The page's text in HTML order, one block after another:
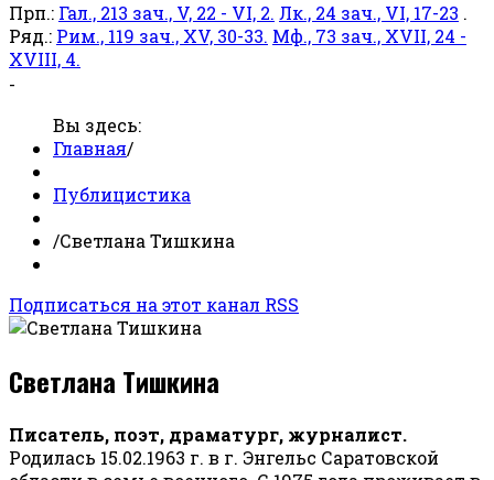
Прп.: Гал., 213 зач., V, 22 - VI, 2. Лк., 24 зач., VI, 17-23 .
Ряд.: Рим., 119 зач., XV, 30-33. Мф., 73 зач., XVII, 24 -
XVIII, 4.
-
Вы здесь:
Главная/
Публицистика
/Светлана Тишкина
Подписаться на этот канал RSS
Светлана Тишкина
Писатель, поэт, драматург, журналист.
Родилась 15.02.1963 г. в г. Энгельс Саратовской